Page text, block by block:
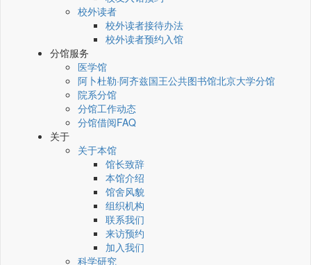
校外读者
校外读者接待办法
校外读者预约入馆
分馆服务
医学馆
阿卜杜勒·阿齐兹国王公共图书馆北京大学分馆
院系分馆
分馆工作动态
分馆借阅FAQ
关于
关于本馆
馆长致辞
本馆介绍
馆舍风貌
组织机构
联系我们
来访预约
加入我们
科学研究